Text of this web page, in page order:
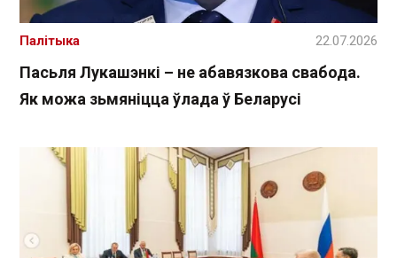
Пасьля Лукашэнкі – не абавязкова свабода.
Як можа зьмяніцца ўлада ў Беларусі
Палітыка 22.07.2026